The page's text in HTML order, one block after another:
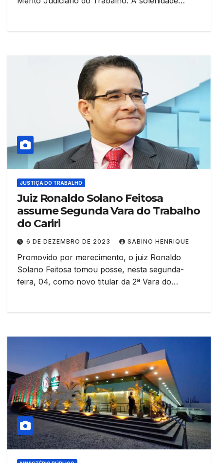
JUSTIÇA DO TRABALHO
Juiz Ronaldo Solano Feitosa
assume Segunda Vara do Trabalho
do Cariri
6 DE DEZEMBRO DE 2023 SABINO HENRIQUE
Promovido por merecimento, o juiz Ronaldo
Solano Feitosa tomou posse, nesta segunda-
feira, 04, como novo titular da 2ª Vara do…